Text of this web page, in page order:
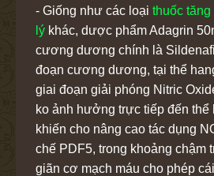
- Giống như các loại thuốc
lý khác, dược phẩm Adagrin
cương dương chính là
đoạn cương dương, tại thể
giai đoạn giải phóng Nitric
ko ảnh hưởng trực tiếp đến thể
khiến cho nâng cao tác dụng
chế PDF5, trong khoảng chậm
giãn cơ mạch máu cho phép